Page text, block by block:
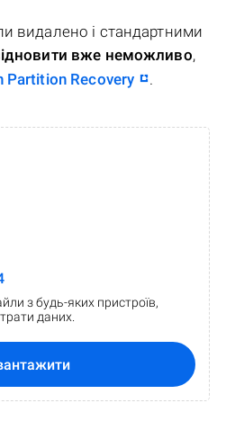
видалено і стандартними
вже неможливо,
Partition Recovery .
з будь-яких пристроїв,
даних.